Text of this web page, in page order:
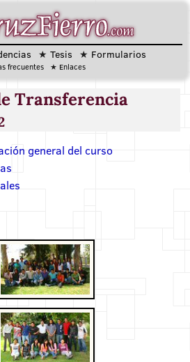
Tesis Formularios
frecuentes Enlaces
Transferencia
general del curso